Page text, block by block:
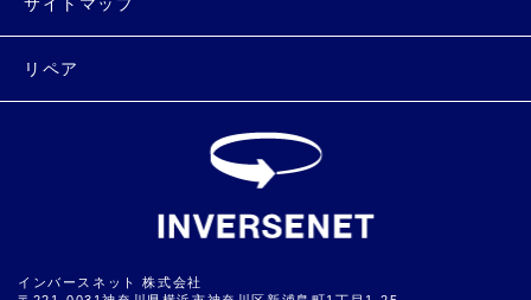
リペア
インバースネット 株式会社